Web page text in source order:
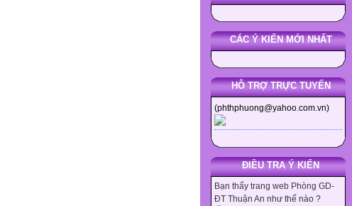
CÁC Ý KIẾN MỚI NHẤT
HỖ TRỢ TRỰC TUYẾN
(phthphuong@yahoo.com.vn)
ĐIỀU TRA Ý KIẾN
Bạn thấy trang web Phòng GD-
ĐT Thuận An như thế nào ?